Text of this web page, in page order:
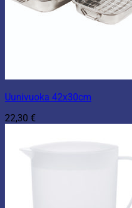
Uunivuoka 42x30cm
22,30 €